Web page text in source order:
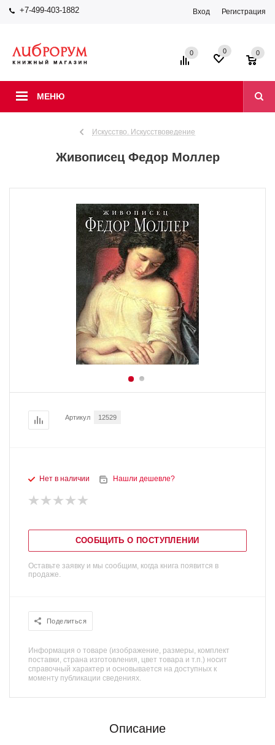
+7-499-403-1882 Вход Регистрация
МЕНЮ
0 0 0
Искусство. Искусствоведение
Живописец Федор Моллер
Артикул 12529
Нет в наличии Нашли дешевле?
СООБЩИТЬ О ПОСТУПЛЕНИИ
Оставьте заявку и мы сообщим, когда книга появится в
продаже.
Поделиться
Информация о товаре (изображение, размеры, комплект
поставки, страна изготовления, цвет товара и т.п.) носит
справочный характер и основывается на доступных к
моменту публикации сведениях.
Описание